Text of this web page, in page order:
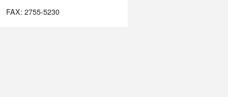
FAX: 2755-5230